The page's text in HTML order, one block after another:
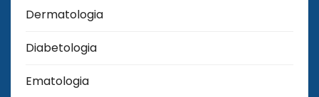
Dermatologia
Diabetologia
Ematologia